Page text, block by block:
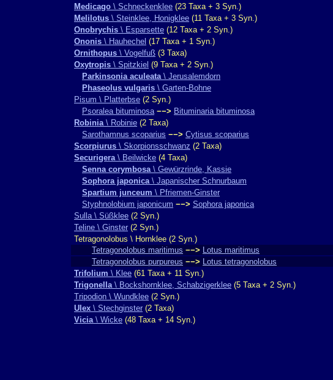
Medicago \ Schneckenklee (23 Taxa + 3 Syn.)
Melilotus \ Steinklee, Honigklee (11 Taxa + 3 Syn.)
Onobrychis \ Esparsette (12 Taxa + 2 Syn.)
Ononis \ Hauhechel (17 Taxa + 1 Syn.)
Ornithopus \ Vogelfuß (3 Taxa)
Oxytropis \ Spitzkiel (9 Taxa + 2 Syn.)
Parkinsonia aculeata\ Jerusalemdorn
Phaseolus vulgaris \ Garten-Bohne
Pisum \ Platterbse (2 Syn.)
Psoralea bituminosa −−> Bituminaria bituminosa
Robinia\ Robinie (2 Taxa)
Sarothamnus scoparius −−> Cytisus scoparius
Scorpiurus \ Skorpionsschwanz (2 Taxa)
Securigera\ Beilwicke (4 Taxa)
Senna corymbosa\ Gewürzrinde, Kassie
Sophora japonica\ Japanischer Schnurbaum
Spartium junceum \ Pfriemen-Ginster
Styphnolobium japonicum −−> Sophora japonica
Sulla \ Süßklee (2 Syn.)
Teline \ Ginster (2 Syn.)
Tetragonolobus \ Hornklee (2 Syn.)
Tetragonolobus maritimus −−> Lotus maritimus
Tetragonolobus purpureus −−> Lotus tetragonolobus
Trifolium \ Klee (61 Taxa + 11 Syn.)
Trigonella\ Bockshornklee, Schabzigerklee (5 Taxa + 2 Syn.)
Tripodion \ Wundklee (2 Syn.)
Ulex \ Stechginster (2 Taxa)
Vicia\ Wicke (48 Taxa + 14 Syn.)